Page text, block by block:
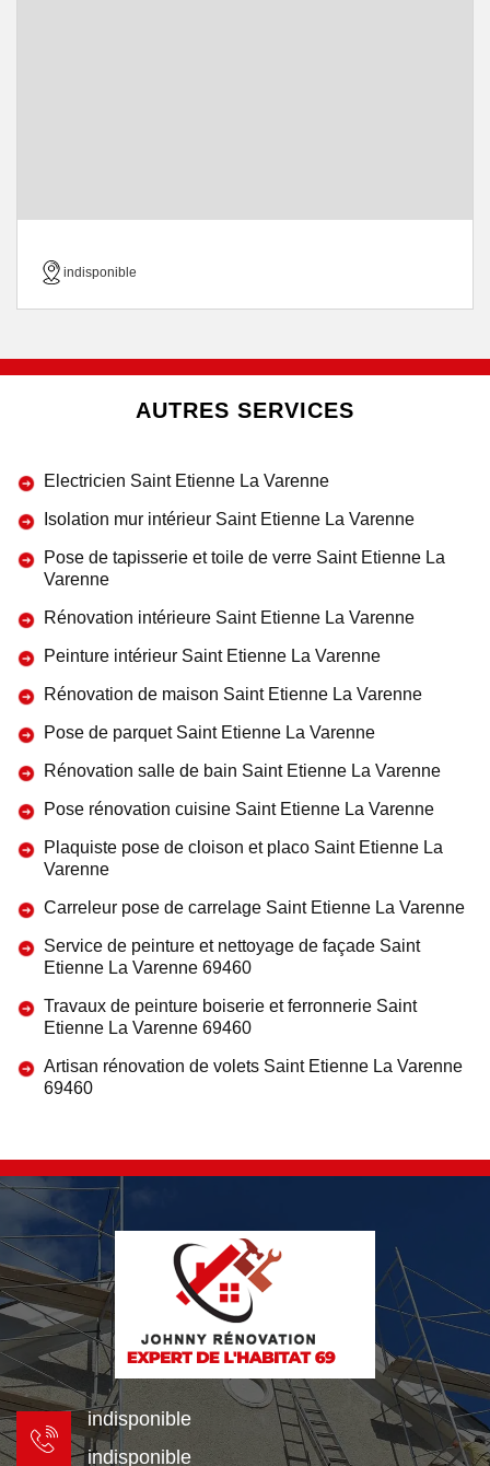
indisponible
AUTRES SERVICES
Electricien Saint Etienne La Varenne
Isolation mur intérieur Saint Etienne La Varenne
Pose de tapisserie et toile de verre Saint Etienne La
Varenne
Rénovation intérieure Saint Etienne La Varenne
Peinture intérieur Saint Etienne La Varenne
Rénovation de maison Saint Etienne La Varenne
Pose de parquet Saint Etienne La Varenne
Rénovation salle de bain Saint Etienne La Varenne
Pose rénovation cuisine Saint Etienne La Varenne
Plaquiste pose de cloison et placo Saint Etienne La
Varenne
Carreleur pose de carrelage Saint Etienne La Varenne
Service de peinture et nettoyage de façade Saint
Etienne La Varenne 69460
Travaux de peinture boiserie et ferronnerie Saint
Etienne La Varenne 69460
Artisan rénovation de volets Saint Etienne La Varenne
69460
indisponible
indisponible